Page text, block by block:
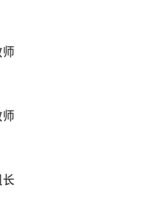
师